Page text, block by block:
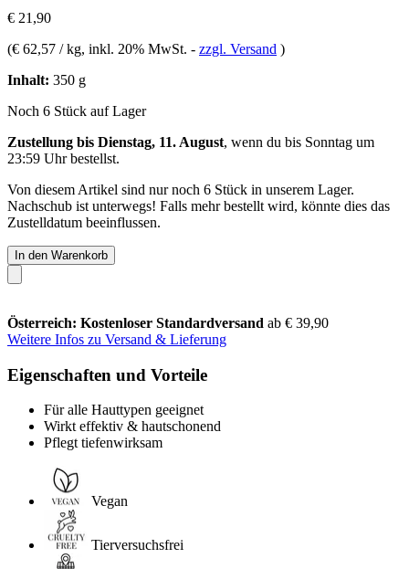
€ 21,90
(€ 62,57 / kg, inkl. 20% MwSt. - zzgl. Versand )
Inhalt: 350 g
Noch 6 Stück auf Lager
Zustellung bis Dienstag, 11. August, wenn du bis Sonntag um
23:59 Uhrbestellst.
Von diesem Artikel sind nur noch 6 Stück in unserem Lager.
Nachschub ist unterwegs! Falls mehr bestellt wird, könnte dies das
Zustelldatum beeinflussen.
In den Warenkorb
Österreich: Kostenloser Standardversand ab € 39,90
Weitere Infos zu Versand & Lieferung
Eigenschaften und Vorteile
Für alle Hauttypen geeignet
Wirkt effektiv & hautschonend
Pflegt tiefenwirksam
Vegan
Tierversuchsfrei